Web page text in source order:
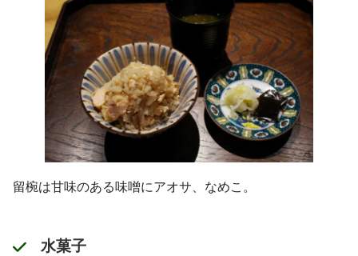
留椀は甘味のある味噌にアオサ、なめこ。
水菓子